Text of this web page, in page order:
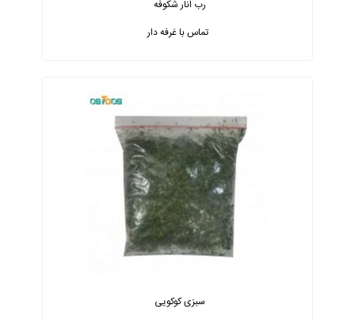
رب انار شکوفه
تماس با غرفه دار
سبزی کوکویی